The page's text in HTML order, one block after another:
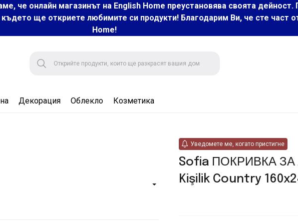
че онлайн магазинът на English Home преустановява своята дейност.
ще откриете любимите си продукти! Благодарим Ви, че сте част
Home!
Декорация Облекло Козметика
Уведомете ме, когато пристигне
Sofia ПОКРИВКА ЗА
Kişilik Country